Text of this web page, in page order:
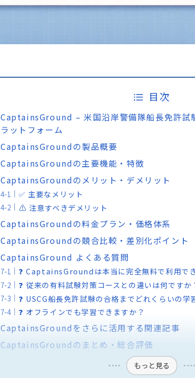
目次
CaptainsGround – 米国沿岸警備隊船長免許試
ラットフォーム
CaptainsGroundの製品概要
CaptainsGroundの主要機能・特徴
CaptainsGroundのメリット・デメリット
✅ 主要なメリット
⚠️ 注意すべきデメリット
CaptainsGroundの料金プラン・価格体系
CaptainsGroundの競合比較・差別化ポイント
CaptainsGround よくある質問
❓ CaptainsGroundは本当に完全無料で利用で
❓ 従来の有料試験対策コースとの違いは何ですか
❓ USCG船長免許試験の合格までどれくらいの学
❓ オフラインでも学習できますか？
CaptainsGroundをさらに活用する関連記事
CaptainsGroundのまとめ・総合評価
もっと見る